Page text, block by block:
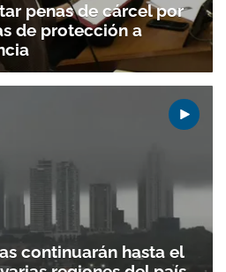
penas de cárcel por
de protección a
continuarán hasta el